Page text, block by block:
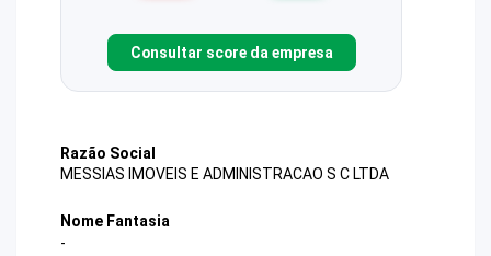
Consultar score da empresa
Razão Social
MESSIAS IMOVEIS E ADMINISTRACAO S C LTDA
Nome Fantasia
-